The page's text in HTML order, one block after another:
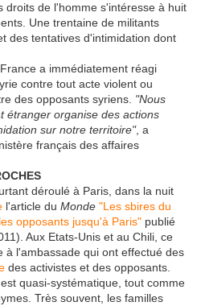
droits de l'homme s'intéresse à huit
Une trentaine de militants
des tentatives d'intimidation dont
a immédiatement réagi
contre tout acte violent ou
des opposants syriens. "Nous
étranger organise des actions
sur notre territoire", a
français des affaires
déroulé à Paris, dans la nuit
l'article du Monde "Les sbires du
opposants jusqu'à Paris" publié
Aux Etats-Unis et au Chili, ce
à l'ambassade qui ont effectué des
des activistes et des opposants.
quasi-systématique, tout comme
Très souvent, les familles